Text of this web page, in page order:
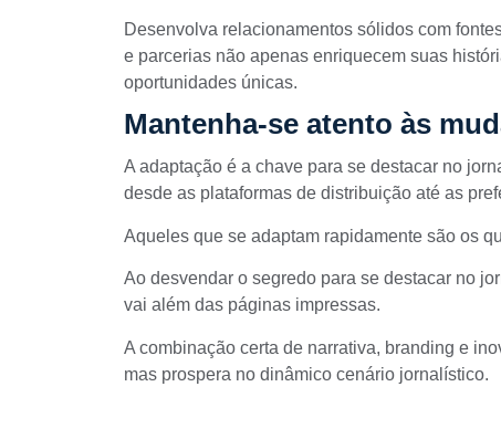
Desenvolva relacionamentos sólidos com
e parcerias não apenas enriquecem suas
oportunidades únicas.
Mantenha-se atento às
A adaptação é a chave para se destacar no
desde as plataformas de distribuição até as
Aqueles que se adaptam rapidamente são os
Ao desvendar o segredo para se destacar no
vai além das páginas impressas.
A combinação certa de narrativa, branding e
mas prospera no dinâmico cenário jornalístico.